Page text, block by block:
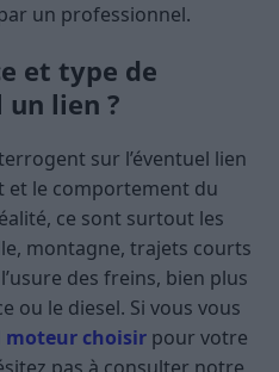
un professionnel.
et type de
lien ?
sur l’éventuel lien
et le comportement du
ce sont surtout les
montagne, trajets courts
des freins, bien plus
ou le diesel. Si vous vous
moteur choisir pour votre